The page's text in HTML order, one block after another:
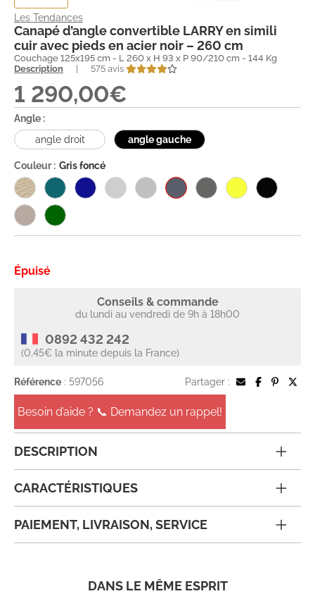
Les Tendances
Canapé d’angle convertible LARRY en simili
cuir avec pieds en acier noir – 260 cm
Couchage 125x195 cm - L 260 x H 93 x P 90/210 cm - 144 Kg
Description
575 avis
1 290,00€
Angle :
angle droit
angle gauche
Couleur : Gris foncé
Épuisé
Conseils & commande
du lundi au vendredi de 9h à 18h00
0892 432 242
(0.45€ la minute depuis la France)
Référence : 597056 Partager :
Besoin d’aide ? 📞 Demandez un rappel!
DESCRIPTION
CARACTÉRISTIQUES
PAIEMENT, LIVRAISON, SERVICE
DANS LE MÊME ESPRIT